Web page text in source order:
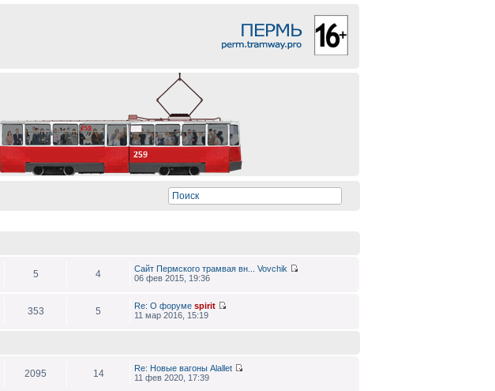
5 4 Сайт Пермского трамвая вн...
Vovchik
06 фев 2015, 19:36
353 5 Re: О форуме spirit
11 мар 2016, 15:19
2095 14 Re: Новые вагоны Alallet
11 фев 2020, 17:39